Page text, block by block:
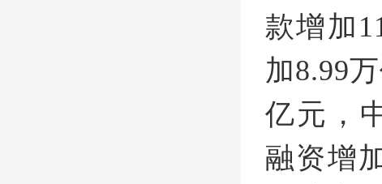
款增加
加8.99
亿元，
融资增